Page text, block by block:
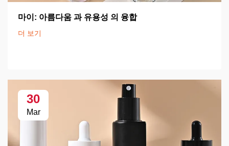
마이: 아름다움 과 유용성 의 융합
더 보기
30
Mar